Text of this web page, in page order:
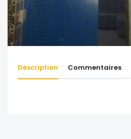
Description Commentaires